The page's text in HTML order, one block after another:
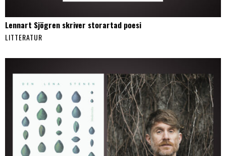
Lennart Sjögren skriver storartad poesi
LITTERATUR